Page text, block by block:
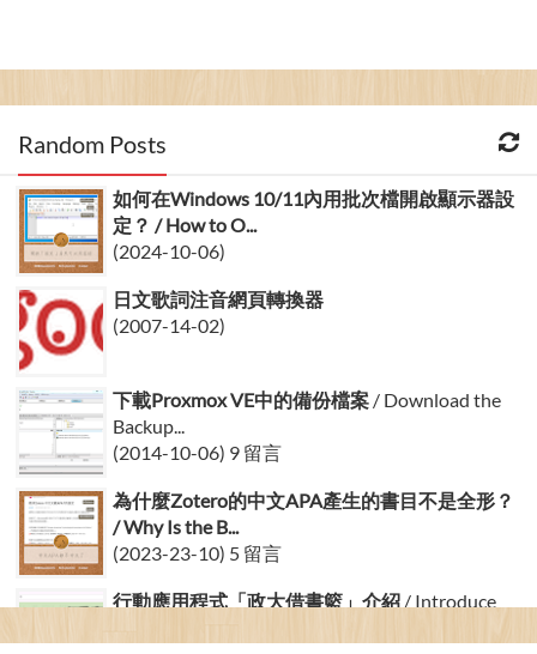
Random Posts
如何在Windows 10/11內用批次檔開啟顯示器設
定？ / How to O...
(2024-10-06)
日文歌詞注音網頁轉換器
(2007-14-02)
下載Proxmox VE中的備份檔案 / Download the
Backup...
(2014-10-06) 9 留言
為什麼Zotero的中文APA產生的書目不是全形？
/ Why Is the B...
(2023-23-10) 5 留言
行動應用程式「政大借書籃」介紹 / Introduce